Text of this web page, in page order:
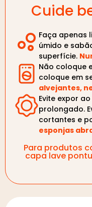
Cuide
Faça apenas
úmido e
superfície.
Não coloque
coloque em
alvejantes,
Evite expor
prolongado.
cortantes e
esponjas
Para produtos
capa lave